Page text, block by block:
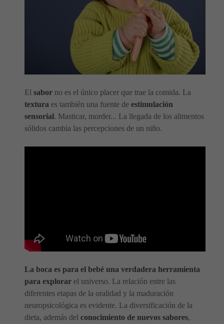
El sabor no es el único placer que trae la comida. La
textura es también una fuente de estimulación
sensorial. Masticar, morder... La llegada de los alimentos
sólidos cambia las percepciones de un niño.
La boca es para el bebé una verdadera herramienta
para explorar el universo. La relación entre las
diferentes etapas de la oralidad y la maduración
neuropsicológica es evidente. La diversificación de la
dieta, además del conocimiento de nuevos sabores,